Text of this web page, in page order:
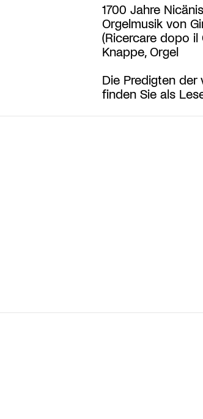
1700 Jahre
Orgelmusik von
(Ricercare dopo
Knappe, Orgel
Die Predigten der
finden Sie als